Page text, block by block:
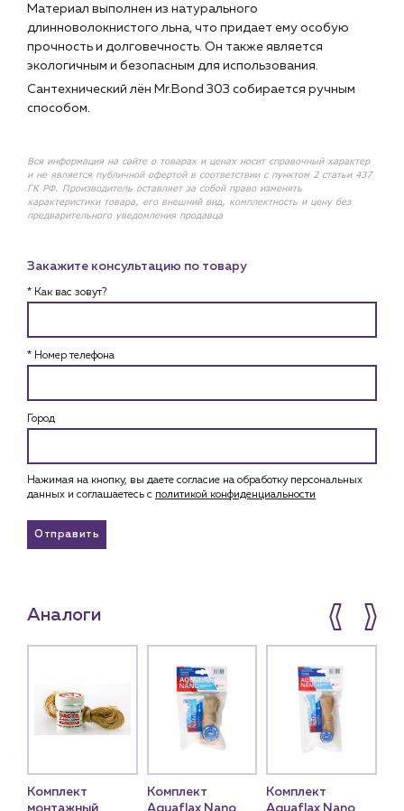
Материал выполнен из натурального
длинноволокнистого льна, что придает ему особую
прочность и долговечность. Он также является
экологичным и безопасным для использования.
Сантехнический лён Mr.Bond 303 собирается ручным
способом.
Вся информация на сайте о товарах и ценах носит справочный характер
и не является публичной офертой в соответствии с пунктом 2 статьи 437
ГК РФ. Производитель оставляет за собой право изменять
характеристики товара, его внешний вид, комплектность и цену без
предварительного уведомления продавца
Закажите консультацию по товару
* Как вас зовут?
* Номер телефона
Город
Нажимая на кнопку, вы даете согласие на обработку персональных
данных и соглашаетесь c политикой конфиденциальности
Отправить
Аналоги
Комплект
монтажный
Комплект
Aquaflax Nano
Комплект
Aquaflax Nano